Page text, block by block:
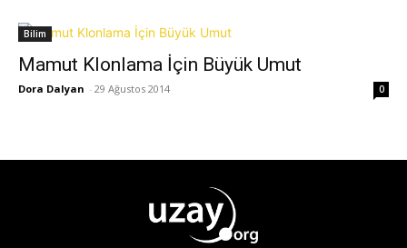
Bilim
Mamut Klonlama İçin Büyük Umut
Dora Dalyan - 29 Ağustos 2014 0